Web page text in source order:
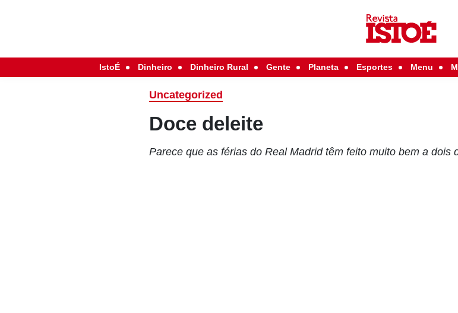
IstoÉ Dinheiro Dinheiro Rural Gente Planeta Esportes Menu
Uncategorized
Doce deleite
Parece que as férias do Real Madrid têm feito muito bem a dois